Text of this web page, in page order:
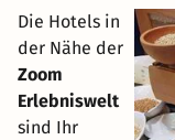
Die Hotels in
der Nähe der
Zoom
Erlebniswelt
sind Ihr